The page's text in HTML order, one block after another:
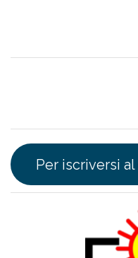
Per iscriversi